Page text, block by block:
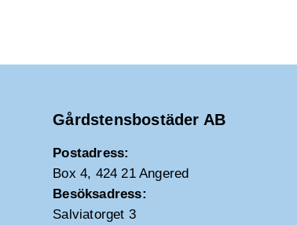
Gårdstensbostäder AB
Postadress:
Box 4, 424 21 Angered
Besöksadress:
Salviatorget 3